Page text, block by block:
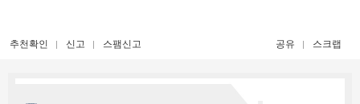
추천확인 신고 스팸신고 공유 스크랩